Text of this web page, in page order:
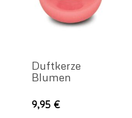
Duftkerze
Blumen
9,95€